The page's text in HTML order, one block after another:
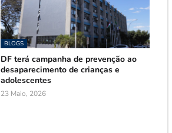
BLOGS
DF terá campanha de prevenção ao
desaparecimento de crianças e
adolescentes
23 Maio, 2026